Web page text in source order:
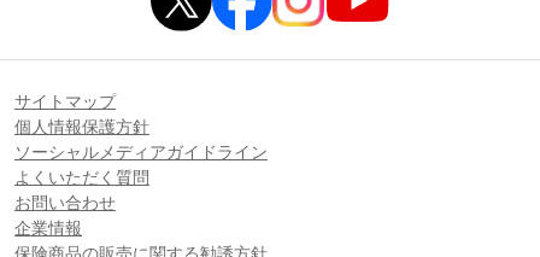
サイトマップ
個人情報保護方針
ソーシャルメディアガイドライン
よくいただく質問
お問い合わせ
企業情報